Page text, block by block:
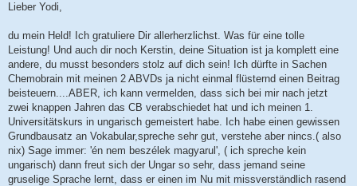
i
a
g
Lieber Yodi,
du mein Held! Ich gratuliere Dir allerherzlichst. Was für eine tolle
Leistung! Und auch dir noch Kerstin, deine Situation ist ja komplett eine
andere, du musst besonders stolz auf dich sein! Ich dürfte in Sachen
Chemobrain mit meinen 2 ABVDs ja nicht einmal flüsternd einen Beitrag
beisteuern....ABER, ich kann vermelden, dass sich bei mir nach jetzt
zwei knappen Jahren das CB verabschiedet hat und ich meinen 1.
Universitätskurs in ungarisch gemeistert habe. Ich habe einen gewissen
Grundbausatz an Vokabular,spreche sehr gut, verstehe aber nincs.( also
nix) Sage immer: 'én nem beszélek magyarul', ( ich spreche kein
ungarisch) dann freut sich der Ungar so sehr, dass jemand seine
gruselige Sprache lernt, dass er einen im Nu mit missverständlich rasend